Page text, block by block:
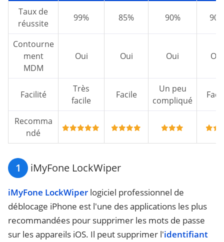
Taux de
réussite
99% 85% 90%
Contourne
ment
MDM
Oui Oui Oui Oui
Facilité
Très
facile
Facile
Un peu
compliqué
Recomma
ndé
1 iMyFone LockWiper
iMyFone LockWiper logiciel professionnel de
déblocage iPhone est l'une des applications les plus
recommandées pour supprimer les mots de passe
sur les appareils iOS. Il peut supprimer l'identifiant